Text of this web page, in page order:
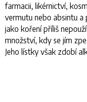
farmacii, likérnictví,
vermutu nebo absintu a
jako koření příliš
množství, kdy se jím
Jeho lístky však zdobí